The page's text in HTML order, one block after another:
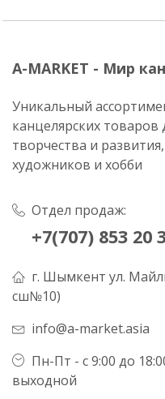
A-MARKET - Мир
Уникальный
канцелярских
творчества и
художников и хобби
Отдел продаж:
+7(707) 853 20
г. Шымкент ул.
сш№10)
info@a-market.asia
Пн-Пт - с 9:00 до
выходной